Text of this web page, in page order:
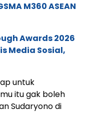
M360 ASEAN
Awards 2026
Media Sosial,
untuk
itu gak boleh
Sudaryono di